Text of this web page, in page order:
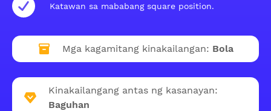
Katawan sa mababang square position.
Mga kagamitang kinakailangan: Bola
Kinakailangang antas ng kasanayan:
Baguhan